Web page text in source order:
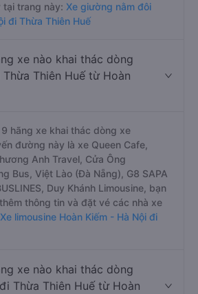
tại trang này: Xe giường nằm đôi
đi Thừa Thiên Huế
xe nào khai thác dòng
Thiên Huế từ Hoàn
hãng xe khai thác dòng xe
đường này là xe Queen Cafe,
Anh Travel, Cửa Ông
Bus, Việt Lào (Đà Nẵng), G8 SAPA
Duy Khánh Limousine, bạn
thông tin và đặt vé các nhà xe
Xe limousine Hoàn Kiếm - Hà Nội đi
xe nào khai thác dòng
Thừa Thiên Huế từ Hoàn